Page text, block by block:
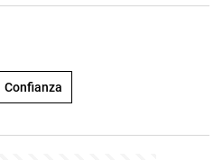
Confianza